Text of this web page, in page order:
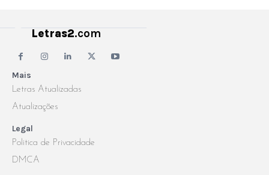
Mais
Letras Atualizadas
Atualizações
Legal
Politica de Privacidade
DMCA
Letras2.com